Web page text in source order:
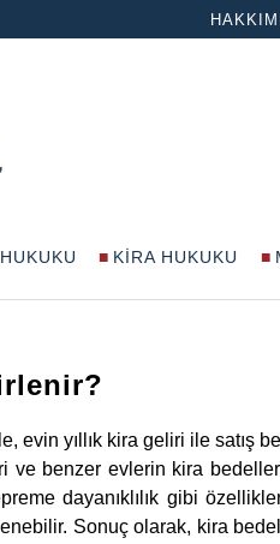
KIRA HUKUKU
evin yıllık kira geliri ile satış
ve benzer evlerin kira
dayanıklılık gibi
Sonuç olarak, kira